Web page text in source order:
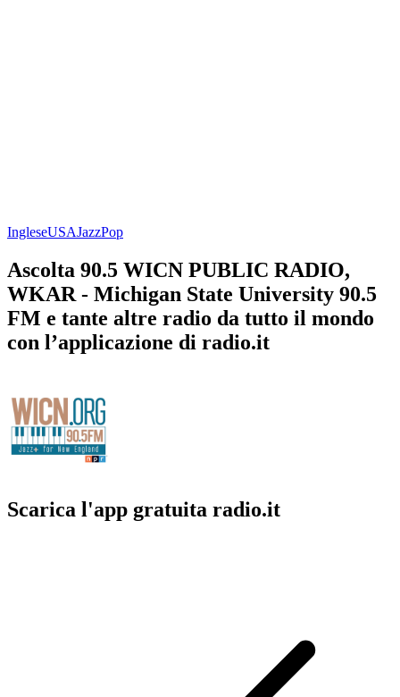
IngleseUSAJazzPop
Ascolta 90.5 WICN PUBLIC RADIO,
WKAR - Michigan State University 90.5
FM e tante altre radio da tutto il mondo
con l’applicazione di radio.it
Scarica l'app gratuita radio.it